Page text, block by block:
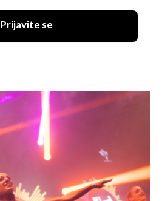
Prijavite se